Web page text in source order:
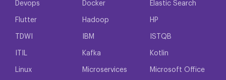
Devops Docker Elastic Search
Flutter Hadoop HP
TDWI IBM ISTQB
ITIL Kafka Kotlin
Linux Microservices Microsoft Office